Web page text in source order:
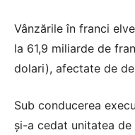
Vânzările în franci
la 61,9 miliarde de
dolari), afectate de
Sub conducerea
și-a cedat unitatea